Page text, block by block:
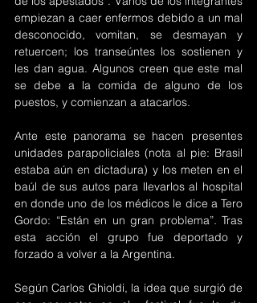
empiezan a caer enfermos debido a un mal
desconocido, vomitan, se desmayan y
retuercen; los transeúntes los sostienen y
les dan agua. Algunos creen que este mal
se debe a la comida de alguno de los
puestos, y comienzan a atacarlos.
Ante este panorama se hacen presentes
unidades parapoliciales (nota al pie: Brasil
estaba aún en dictadura) y los meten en el
baúl de sus autos para llevarlos al hospital
en donde uno de los médicos le dice a Tero
Gordo: “Están en un gran problema”. Tras
esta acción el grupo fue deportado y
forzado a volver a la Argentina.
Según Carlos Ghioldi, la idea que surgió de